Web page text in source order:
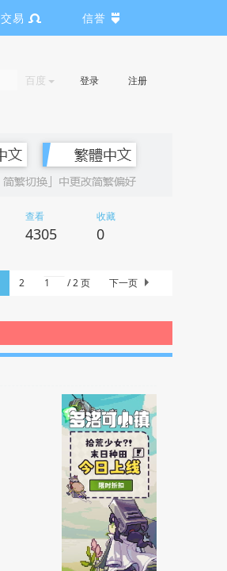
交易 信誉
百度 登录 注册
查看
4305
收藏
0
2 / 2 页 下一页